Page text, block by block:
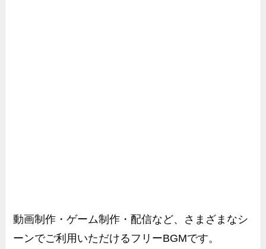
動画制作・ゲーム制作・配信など、さまざまなシ
ーンでご利用いただけるフリーBGMです。